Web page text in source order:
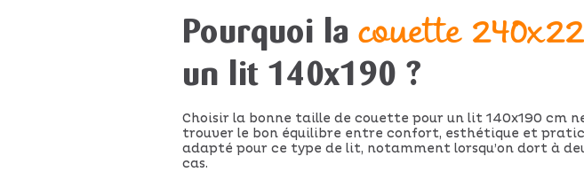
Pourquoi lacouette
un lit 140x190 ?
Choisir la bonne taille de couette pour un lit 140x190 cm
trouver le bon équilibre entre confort, esthétique et
adapté pour ce type de lit, notamment lorsqu’on dort à
cas.